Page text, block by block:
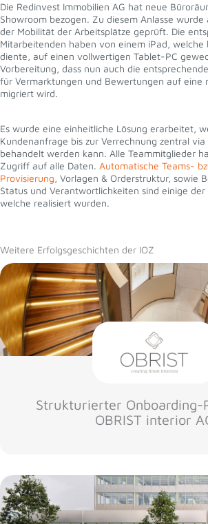
Die Redinvest Immobilien AG hat neue
Showroom bezogen. Zu diesem Anlasse
der Mobilität der Arbeitsplätze geprüft. Die
Mitarbeitenden haben von einem iPad, welche
diente, auf einen vollwertigen Tablet-PC
Vorbereitung, dass nun auch die
für Vermarktungen und Bewertungen auf eine
migriert wird.
Es wurde eine einheitliche Lösung erarbeitet,
Kundenanfrage bis zur Verrechnung zentral via
behandelt werden kann. Alle Teammitglieder
Zugriff auf alle Daten. Automatische Teams-
Provisierung, Vorlagen & Orderstruktur, sowie
Status und Verantwortlichkeiten sind einige
welche realisiert wurden.
Weitere Erfolgsgeschichten der IOZ
Strukturierter Onboarding-
OBRIST interior